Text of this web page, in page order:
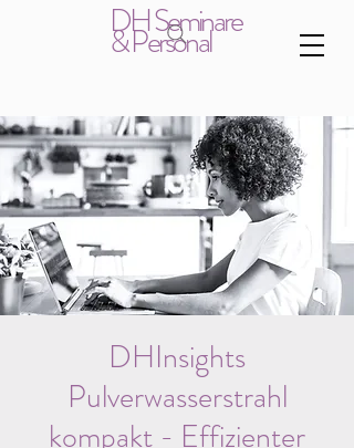
DH Seminare
& Personal
DHInsights
Pulverwasserstrahl
kompakt - Effizienter